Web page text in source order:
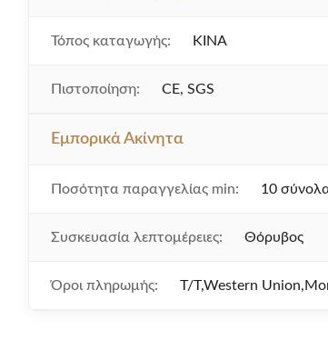
Τόπος καταγωγής: ΚΙΝΑ
Πιστοποίηση: CE, SGS
Εμπορικά Ακίνητα
Ποσότητα παραγγελίας min: 10
Συσκευασία λεπτομέρειες: Θόρυβος
Όροι πληρωμής: T/T,Western